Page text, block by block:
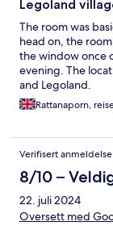
Legoland
The room was
head on, the
the window once
evening. The
and Legoland.
Rattanaporn,
Verifisert anmeldelse
8/10 –
22. juli 2024
Oversett med